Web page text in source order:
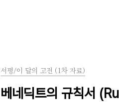
서평/이 달의 고전 (1차 자료)
베네딕트의 규칙서